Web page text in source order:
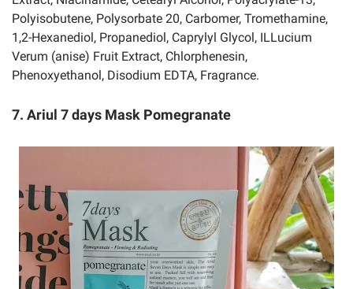
Polyisobutene, Polysorbate 20, Carbomer, Tromethamine,
1,2-Hexanediol, Propanediol, Caprylyl Glycol, ILLucium
Verum (anise) Fruit Extract, Chlorphenesin,
Phenoxyethanol, Disodium EDTA, Fragrance.
7. Ariul 7 days Mask Pomegranate